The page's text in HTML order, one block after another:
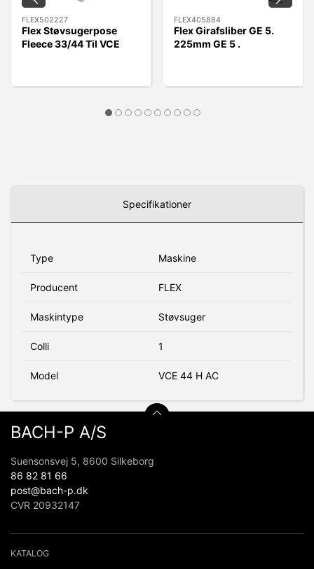
FLEX502227
Flex Støvsugerpose
Fleece 33/44 Til VCE
FLEX405884
Flex Girafsliber GE 5.
225mm GE 5 .
Specifikationer
Type Maskine
Producent FLEX
Maskintype Støvsuger
Colli 1
Model VCE 44 H AC
BACH-P A/S
Suensonsvej 5, 8600 Silkeborg
86 82 81 66
post@bach-p.dk
CVR 20932147
KATALOG